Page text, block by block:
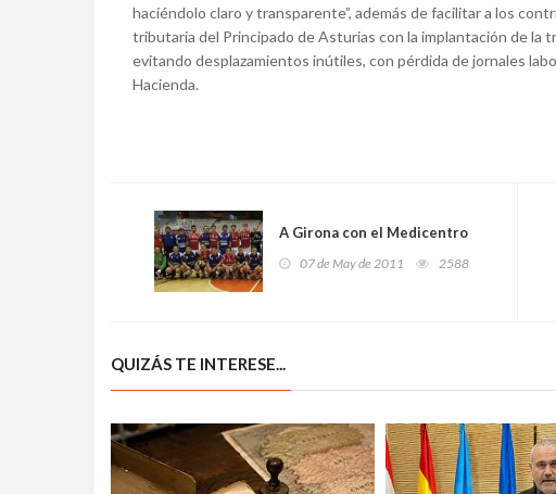
haciéndolo claro y transparente”, además de facilitar a los
tributaria del Principado de Asturias con la implantación de la
evitando desplazamientos inútiles, con pérdida de jornales
Hacienda.
A Girona con el Medicentro
07 de May de 2011 2588
QUIZÁS TE INTERESE...